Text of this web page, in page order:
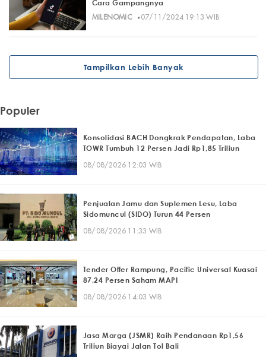
Cara Gampangnya
MILENOMIC· 07/11/2024 19:13 WIB
Tampilkan Lebih Banyak
Populer
Konsolidasi BACH Dongkrak Pendapatan, Laba
TOWR Tumbuh 12 Persen Jadi Rp1,85 Triliun
08/08/2026 12:03 WIB
Penjualan Jamu dan Suplemen Lesu, Laba
Sidomuncul (SIDO) Turun 44 Persen
08/08/2026 11:33 WIB
Tender Offer Rampung, Pacific Universal Kuasai
87,24 Persen Saham MAPI
08/08/2026 14:03 WIB
Jasa Marga (JSMR) Raih Pendanaan Rp1,56
Triliun Biayai Jalan Tol Bali